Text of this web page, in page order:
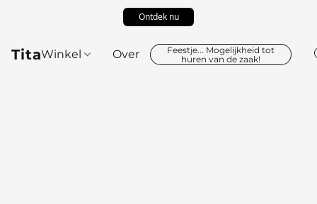
Ontdek nu
TitaWinkel Over
Feestje... Mogelijkheid tot
huren van de zaak!